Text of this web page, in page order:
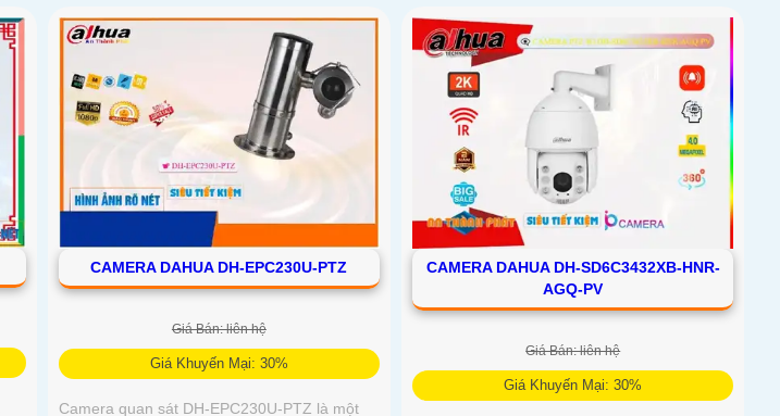
CAMERA DAHUA DH-EPC230U-PTZ
Giá Bán: liên hệ
Giá Khuyến Mại: 30%
Camera quan sát DH-EPC230U-PTZ là một
CAMERA DAHUA DH-SD6C3432XB-HNR-
AGQ-PV
Giá Bán: liên hệ
Giá Khuyến Mại: 30%